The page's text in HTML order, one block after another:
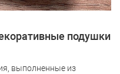
подушки
выполненные из